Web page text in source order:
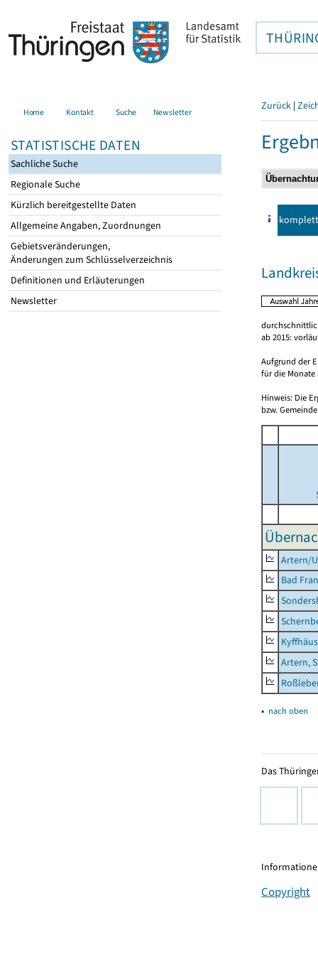
Home Kontakt Suche Newsletter
STATISTISCHE DATEN
Sachliche Suche
Regionale Suche
Kürzlich bereitgestellte Daten
Allgemeine Angaben, Zuordnungen
Gebietsveränderungen,
Änderungen zum Schlüsselverzeichnis
Definitionen und Erläuterungen
Newsletter
Zurück |
komplett
ab 2015:
Aufgrund der
für die Monate
Hinweis: Die
bzw.
Artern/
Bad
Artern,
▴ nach oben
Das
Copyright